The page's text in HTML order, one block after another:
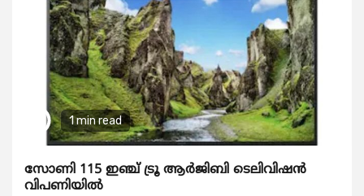
1 min read
സോണി 115 ഇഞ്ച് ട്രൂ ആർജിബി ടെലിവിഷൻ
വിപണിയിൽ